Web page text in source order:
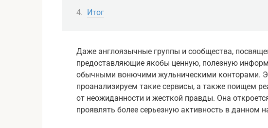
Итог
Даже англоязычные группы и сообщества,
предоставляющие якобы ценную, полезную
обычными вонючими жульническими конторами.
проанализируем такие сервисы, а также поищем
от неожиданности и жесткой правды. Она
проявлять более серьезную активность в данном